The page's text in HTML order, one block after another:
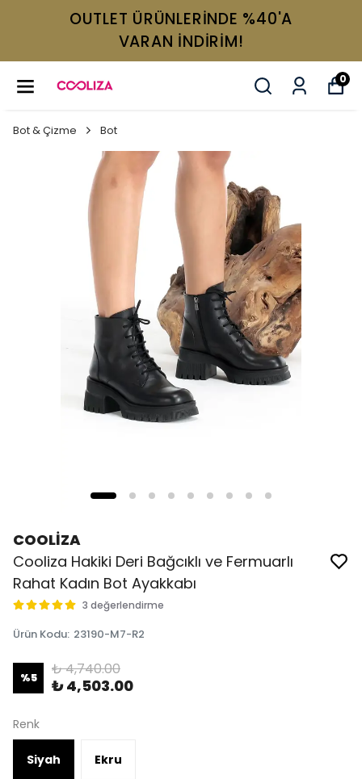
OUTLET ÜRÜNLERİNDE %40'A
VARAN İNDİRİM!
0
Bot & Çizme Bot
COOLİZA
Cooliza Hakiki Deri Bağcıklı ve Fermuarlı
Rahat Kadın Bot Ayakkabı
3 değerlendirme
Ürün Kodu: 23190-M7-R2
%5 ₺ 4,740.00
₺ 4,503.00
Renk
Siyah Ekru